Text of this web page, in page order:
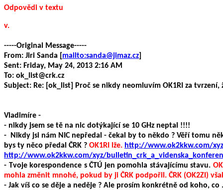
Odpovědi v textu
v.
-----Original Message-----
From: Jiri Sanda [ mailto:sanda@jimaz.cz
Sent: Friday, May 24, 2013 2:16 AM
To: ok_list@crk.cz
Subject: Re: [ok_list] Proč se nikdy neomluvím OK1RI za tvrzení,
Vladimíre -
- nikdy jsem se tě na nic dotýkající se 10 GHz neptal !!!!
- Nikdy jsi nám NIC nepředal - čekal by to někdo ? Věří tomu
bys ty něco předal ČRK ? OK1RI lže. http://www.ok2kkw.com/
http://www.ok2kkw.com/xyz/
- Tvoje korespondence s ČTÚ jen pomohla stávajícímu stavu.
mohla změnit mnohé, pokud by ji ČRK podpořil. ČRK (OK2ZI)
- Jak víš co se děje a neděje ? Ale prosím konkrétně od koho, co